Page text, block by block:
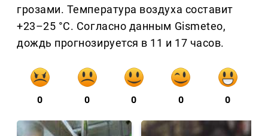
грозами. Температура воздуха составит
+23–25 °C. Согласно данным Gismeteo,
дождь прогнозируется в 11 и 17 часов.
0 0 0 0 0